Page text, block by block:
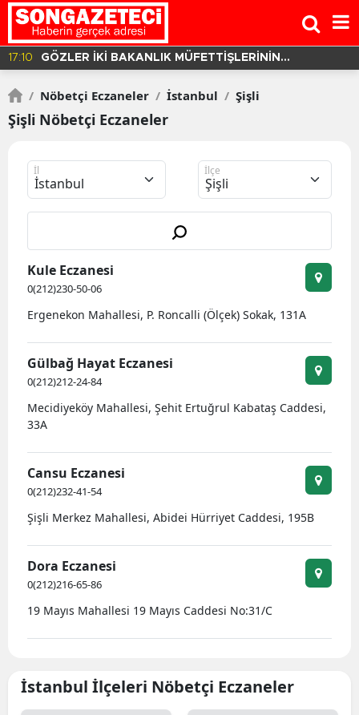
16:37
BALIKESİR'DE YOLCU OTOBÜSÜ DEVRİLDİ! 3 ÖLÜ 30
/ Nöbetçi Eczaneler / İstanbul / Şişli
Şişli Nöbetçi Eczaneler
İl İlçe
Kule Eczanesi
0(212)230-50-06
Ergenekon Mahallesi, P. Roncalli (Ölçek) Sokak, 131A
Gülbağ Hayat Eczanesi
0(212)212-24-84
Mecidiyeköy Mahallesi, Şehit Ertuğrul Kabataş Caddesi,
33A
Cansu Eczanesi
0(212)232-41-54
Şişli Merkez Mahallesi, Abidei Hürriyet Caddesi, 195B
Dora Eczanesi
0(212)216-65-86
19 Mayıs Mahallesi 19 Mayıs Caddesi No:31/C
İstanbul İlçeleri Nöbetçi Eczaneler